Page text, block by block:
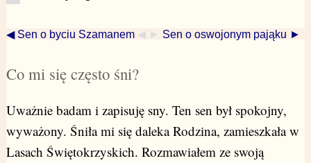
◀ Sen o byciu Szamanem ◀ ► Sen o oswojonym pająku ►
Co mi się często śni?
Uważnie badam i zapisuję sny. Ten sen był spokojny,
wyważony. Śniła mi się daleka Rodzina, zamieszkała w
Lasach Świętokrzyskich. Rozmawiałem ze swoją